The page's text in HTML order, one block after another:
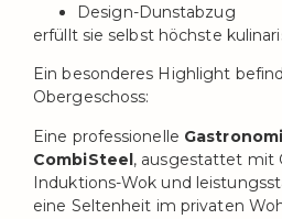
Design-Dunstabzug
erfüllt sie selbst höchste
Ein besonderes Highlight
Obergeschoss:
Eine professionelle
CombiSteel, ausgestattet mit
Induktions-Wok und
eine Seltenheit im privaten